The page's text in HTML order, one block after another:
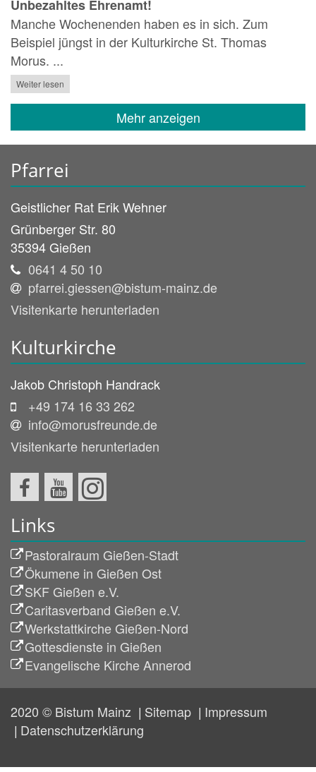
Unbezahltes Ehrenamt!
Manche Wochenenden haben es in sich. Zum
Beispiel jüngst in der Kulturkirche St. Thomas
Morus. ...
Weiter lesen
Mehr anzeigen
Pfarrei
Geistlicher Rat ErikWehner
Grünberger Str. 80
35394Gießen
0641 4 50 10
pfarrei.giessen@bistum-mainz.de
Visitenkarte herunterladen
Kulturkirche
Jakob Christoph Handrack
+49 174 16 33 262
info@morusfreunde.de
Visitenkarte herunterladen
Links
Pastoralraum Gießen-Stadt
Ökumene in Gießen Ost
SKF Gießen e.V.
Caritasverband Gießen e.V.
Werkstattkirche Gießen-Nord
Gottesdienste in Gießen
Evangelische Kirche Annerod
2020 © Bistum Mainz Sitemap
Impressum
Datenschutzerklärung